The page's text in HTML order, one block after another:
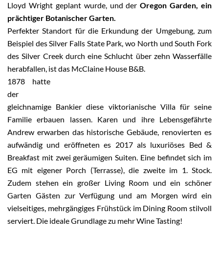
Lloyd Wright geplant wurde, und derOregon Garden, ein
prächtiger Botanischer Garten.
Perfekter Standort für die Erkundung der Umgebung, zum
Beispiel des Silver Falls State Park, wo North und South Fork
des Silver Creek durch eine Schlucht über zehn Wasserfälle
herabfallen, ist das McClaine House B&B.
1878 hatte
der
gleichnamige Bankier diese viktorianische Villa für seine
Familie erbauen lassen. Karen und ihre Lebensgefährte
Andrew erwarben das historische Gebäude, renovierten es
aufwändig und eröffneten es 2017 als luxuriöses Bed &
Breakfast mit zwei geräumigen Suiten. Eine befindet sich im
EG mit eigener Porch (Terrasse), die zweite im 1. Stock.
Zudem stehen ein großer Living Room und ein schöner
Garten Gästen zur Verfügung und am Morgen wird ein
vielseitiges, mehrgängiges Frühstück im Dining Room stilvoll
serviert. Die ideale Grundlage zu mehr Wine Tasting!